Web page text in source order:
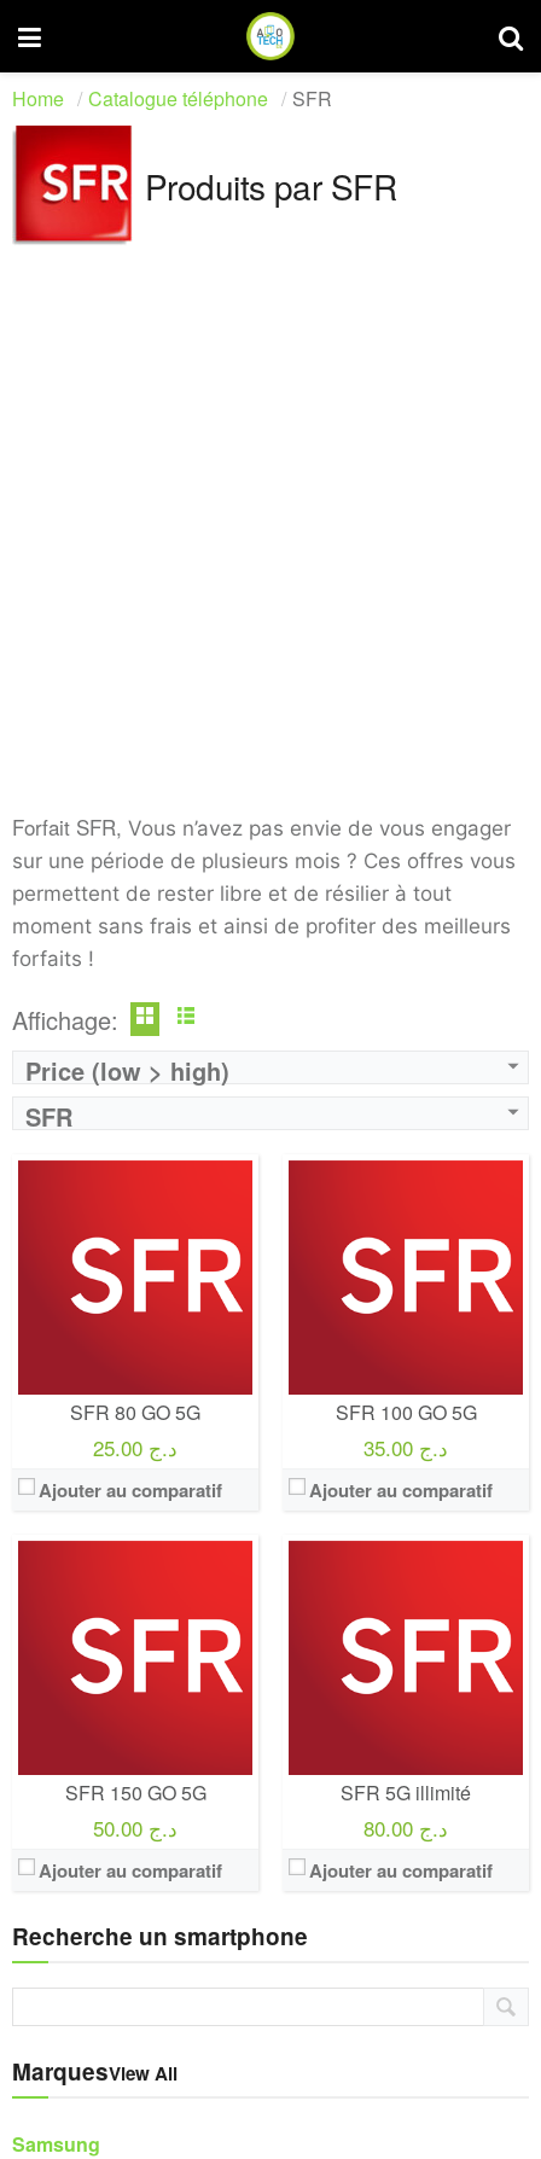
Home Catalogue téléphone SFR
Produits par SFR
Forfait SFR, Vous n’avez pas envie de vous engager
sur une période de plusieurs mois ? Ces offres vous
permettent de rester libre et de résilier à tout
moment sans frais et ainsi de profiter des meilleurs
forfaits !
Affichage:
Price (low > high)
SFR
SFR 80 GO 5G
25.00 د.ج
Ajouter au comparatif
Operateur:SFR
Forfait: SFR 80 GO 5G
25€/MOIS Pendant 12 mois puis 40€/mois Engagement 12 mois
Crédit:illimité
Offre:Engagement 12 mois
Internet:
SFR 100 GO 5G
35.00 د.ج
Ajouter au comparatif
Operateur:SFR
Forfait:SFR 100 GO 5G
35€/MOIS Pendant 12 mois puis 50€/mois Engagement 12 mois
Crédit:illimité
Offre:Engagement 12 mois
SFR 150 GO 5G
50.00 د.ج
Ajouter au comparatif
SFR 150 GO 5G
50€/MOIS Pendant 12 mois puis 65€/mois Engagement 12 mois
illimité
Engagement 12 mois
SFR 5G illimité
80.00 د.ج
Ajouter au comparatif
SFR 5G illimité
80 EURO Pendant 12 mois puis 95€/mois
illimité
Engagement 12 mois
Recherche un smartphone
MarquesView All
Samsung